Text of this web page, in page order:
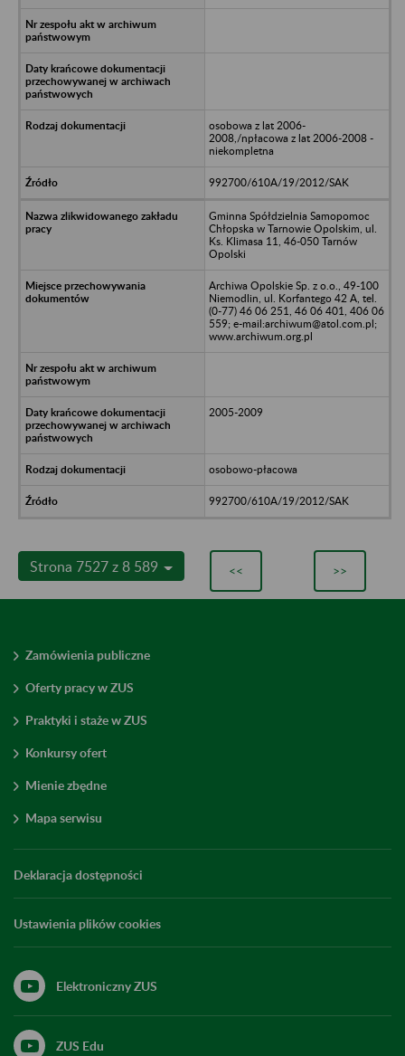
osobowa z lat 2006-
2008,/npłacowa z lat 2006-2008 -
niekompletna
992700/610A/19/2012/SAK
Gminna Spółdzielnia Samopomoc
Chłopska w Tarnowie Opolskim, ul.
Ks. Klimasa 11, 46-050 Tarnów
Opolski
Archiwa Opolskie Sp. z o.o., 49-100
Niemodlin, ul. Korfantego 42 A, tel.
(0-77) 46 06 251, 46 06 401, 406 06
559; e-mail:archiwum@atol.com.pl;
www.archiwum.org.pl
2005-2009
osobowo-płacowa
992700/610A/19/2012/SAK
Strona 7527 z 8 589 << >>
Zamówienia publiczne
Oferty pracy w ZUS
Praktyki i staże w ZUS
Konkursy ofert
Mienie zbędne
Mapa serwisu
Deklaracja dostępności
Ustawienia plików cookies
Elektroniczny ZUS
ZUS Edu